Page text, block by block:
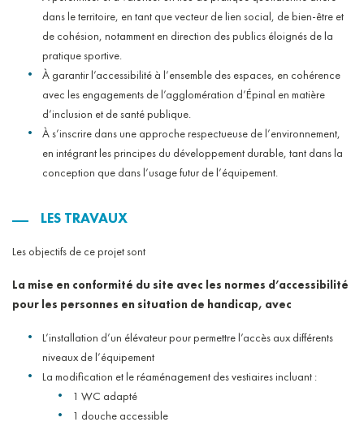
dans le territoire, en tant que vecteur de lien social, de bien-être et
de cohésion, notamment en direction des publics éloignés de la
pratique sportive.
À garantir l’accessibilité à l’ensemble des espaces, en cohérence
avec les engagements de l’agglomération d’Épinal en matière
d’inclusion et de santé publique.
À s’inscrire dans une approche respectueuse de l’environnement,
en intégrant les principes du développement durable, tant dans la
conception que dans l’usage futur de l’équipement.
LES TRAVAUX
Les objectifs de ce projet sont
La mise en conformité du site avec les normes d’accessibilité
pour les personnes en situation de handicap, avec
L’installation d’un élévateur pour permettre l’accès aux différents
niveaux de l’équipement
La modification et le réaménagement des vestiaires incluant :
1 WC adapté
1 douche accessible